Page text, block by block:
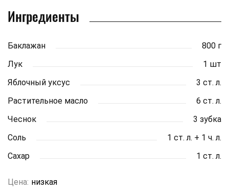
Ингредиенты
Баклажан
800 г
Лук
1 шт
Яблочный уксус
3 ст. л.
Растительное масло
6 ст. л.
Чеснок
3 зубка
Соль
1 ст. л. + 1 ч. л.
Сахар
1 ст. л.
Цена: низкая